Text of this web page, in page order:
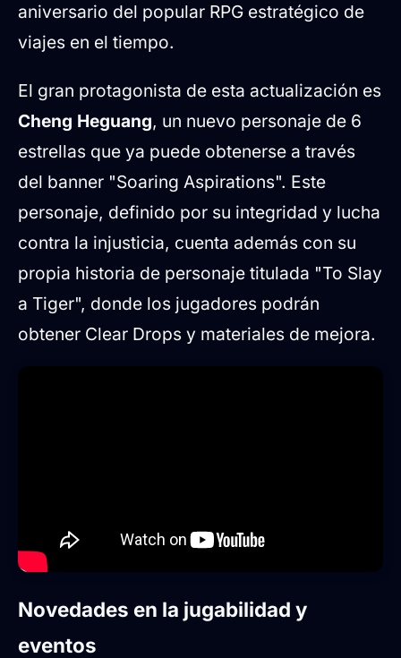
aniversario del popular RPG estratégico de
viajes en el tiempo.
El gran protagonista de esta actualización es
Cheng Heguang, un nuevo personaje de 6
estrellas que ya puede obtenerse a través
del banner "Soaring Aspirations". Este
personaje, definido por su integridad y lucha
contra la injusticia, cuenta además con su
propia historia de personaje titulada "To Slay
a Tiger", donde los jugadores podrán
obtener Clear Drops y materiales de mejora.
Novedades en la jugabilidad y
eventos